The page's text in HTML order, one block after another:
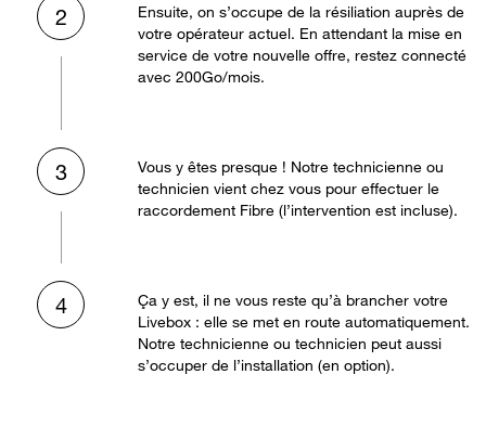
2
Ensuite, on s’occupe de la résiliation auprès de
votre opérateur actuel. En attendant la mise en
service de votre nouvelle offre, restez connecté
avec 200Go/mois.
3
Vous y êtes presque ! Notre technicienne ou
technicien vient chez vous pour effectuer le
raccordement Fibre (l’intervention est incluse).
4
Ça y est, il ne vous reste qu’à brancher votre
Livebox : elle se met en route automatiquement.
Notre technicienne ou technicien peut aussi
s’occuper de l’installation (en option).